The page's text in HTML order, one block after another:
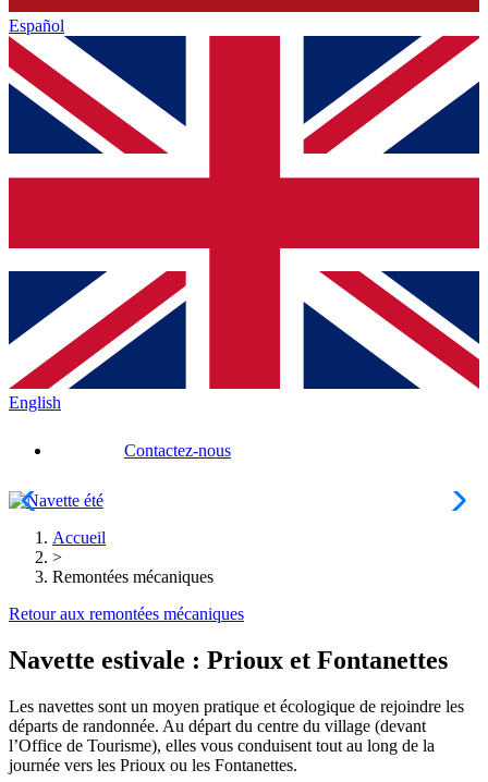
Español
English
Contactez-nous
Accueil
>
Remontées mécaniques
Retour aux remontées mécaniques
Navette estivale : Prioux et Fontanettes
Les navettes sont un moyen pratique et écologique de rejoindre les
départs de randonnée. Au départ du centre du village (devant
l’Office de Tourisme), elles vous conduisent tout au long de la
journée vers les Prioux ou les Fontanettes.